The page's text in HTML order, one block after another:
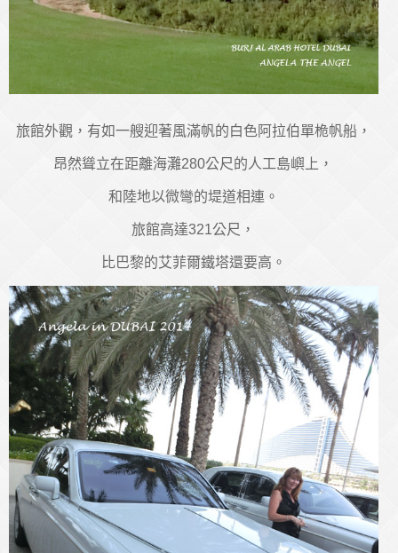
旅館外觀，有如一艘迎著風滿帆的白色阿拉伯單桅帆船，
昂然聳立在距離海灘280公尺的人工島嶼上，
和陸地以微彎的堤道相連。
旅館高達321公尺，
比巴黎的艾菲爾鐵塔還要高。